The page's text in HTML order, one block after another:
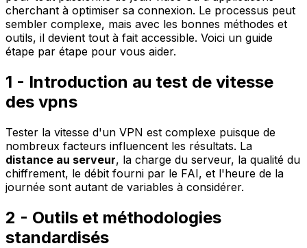
cherchant à optimiser sa connexion. Le processus peut
sembler complexe, mais avec les bonnes méthodes et
outils, il devient tout à fait accessible. Voici un guide
étape par étape pour vous aider.
1 - Introduction au test de vitesse
des vpns
Tester la vitesse d'un VPN est complexe puisque de
nombreux facteurs influencent les résultats. La
distance au serveur, la charge du serveur, la qualité du
chiffrement, le débit fourni par le FAI, et l'heure de la
journée sont autant de variables à considérer.
2 - Outils et méthodologies
standardisés